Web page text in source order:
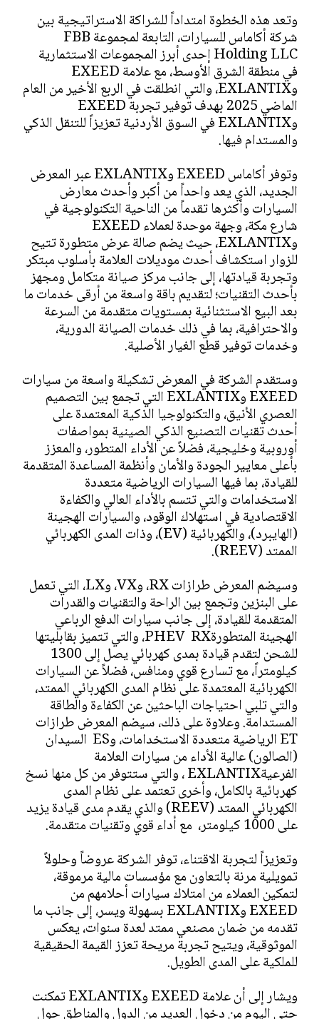
وتعد هذه الخطوة امتداداً للشراكة الاستراتيجية بين
شركة أكاماس للسيارات، التابعة لمجموعة FBB
Holding LLC إحدى أبرز المجموعات الاستثمارية
في منطقة الشرق الأوسط، مع علامة EXEED
وEXLANTIX، والتي انطلقت في الربع الأخير من العام
الماضي 2025 بهدف توفير تجربة EXEED
وEXLANTIX في السوق الأردنية تعزيزاً للتنقل الذكي
والمستدام فيها.
وتوفر أكاماس EXEED وEXLANTIX عبر المعرض
الجديد، الذي يعد واحداً من أكبر وأحدث معارض
السيارات وأكثرها تقدماً من الناحية التكنولوجية في
شارع مكة، وجهة موحدة لعملاء EXEED
وEXLANTIX، حيث يضم صالة عرض متطورة تتيح
للزوار استكشاف أحدث موديلات العلامة بأسلوب مبتكر
وتجربة قيادتها، إلى جانب مركز صيانة متكامل ومجهز
بأحدث التقنيات؛ لتقديم باقة واسعة من أرقى خدمات ما
بعد البيع الاستثنائية بمستويات متقدمة من السرعة
والاحترافية، بما في ذلك خدمات الصيانة الدورية،
وخدمات توفير قطع الغيار الأصلية.
وستقدم الشركة في المعرض تشكيلة واسعة من سيارات
EXEED وEXLANTIX التي تجمع بين التصميم
العصري الأنيق، والتكنولوجيا الذكية المعتمدة على
أحدث تقنيات التصنيع الذكي الصينية بمواصفات
أوروبية وخليجية، فضلاً عن الأداء المتطور، والمعزز
بأعلى معايير الجودة والأمان وأنظمة المساعدة المتقدمة
للقيادة، بما فيها السيارات الرياضية متعددة
الاستخدامات والتي تتسم بالأداء العالي والكفاءة
الاقتصادية في استهلاك الوقود، والسيارات الهجينة
(الهايبرد)، والكهربائية (EV)، وذات المدى الكهربائي
الممتد (REEV).
وسيضم المعرض طرازات RX، وVX، وLX، التي تعمل
على البنزين وتجمع بين الراحة والتقنيات والقدرات
المتقدمة للقيادة، إلى جانب سيارات الدفع الرباعي
الهجينة المتطورةPHEV RX، والتي تتميز بقابليتها
للشحن لتقدم قيادة بمدى كهربائي يصل إلى 1300
كيلومتراً، مع تسارع قوي ومنافس، فضلاً عن السيارات
الكهربائية المعتمدة على نظام المدى الكهربائي الممتد،
والتي تلبي احتياجات الباحثين عن الكفاءة والطاقة
المستدامة. وعلاوة على ذلك، سيضم المعرض طرازات
ET الرياضية متعددة الاستخدامات، وES السيدان
(الصالون) عالية الأداء من سيارات العلامة
الفرعيةEXLANTIX ، والتي ستتوفر من كل منها نسخ
كهربائية بالكامل، وأخرى تعتمد على نظام المدى
الكهربائي الممتد (REEV) والذي يقدم مدى قيادة يزيد
على 1000 كيلومتر، مع أداء قوي وتقنيات متقدمة.
وتعزيزاً لتجربة الاقتناء، توفر الشركة عروضاً وحلولاً
تمويلية مرنة بالتعاون مع مؤسسات مالية مرموقة،
لتمكين العملاء من امتلاك سيارات أحلامهم من
EXEED وEXLANTIX بسهولة ويسر، إلى جانب ما
تقدمه من ضمان مصنعي ممتد لعدة سنوات، يعكس
الموثوقية، ويتيح تجربة مريحة تعزز القيمة الحقيقية
للملكية على المدى الطويل.
ويشار إلى أن علامة EXEED وEXLANTIX تمكنت